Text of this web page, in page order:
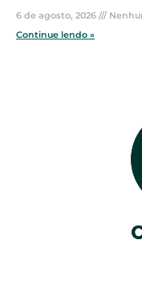
6 de agosto, 2026
Continue lendo »